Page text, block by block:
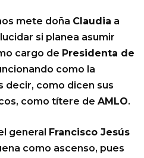
mete doña Claudia a
si planea asumir
cargo de Presidenta de
como la
decir, como dicen sus
como títere de AMLO.
general Francisco Jesús
como ascenso, pues